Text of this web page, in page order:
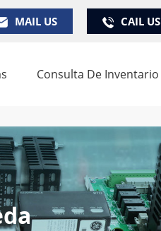
MAIL US CAIL US
Consulta De Inventario